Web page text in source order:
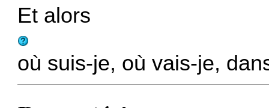
Et alors
où suis-je, où vais-je,